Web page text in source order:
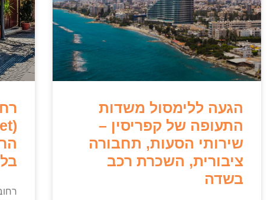
הגעה ללימסול משדות
התעופה של קפריסין –
שירותי הסעות, תחבורה
ציבורית, השכרת רכב
בשדה